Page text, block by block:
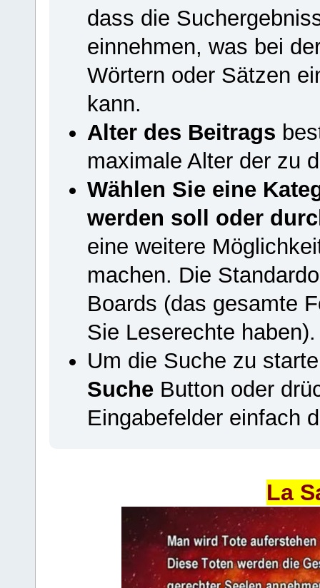
dass die
einnehmen, was bei
Wörtern oder Sätzen
kann.
Alter des Beitrags
maximale Alter der zu
Wählen Sie eine
werden soll oder
eine weitere
machen. Die
Boards (das gesamte
Sie Leserechte haben).
Um die Suche zu
SucheButton oder
Eingabefelder einfach
La